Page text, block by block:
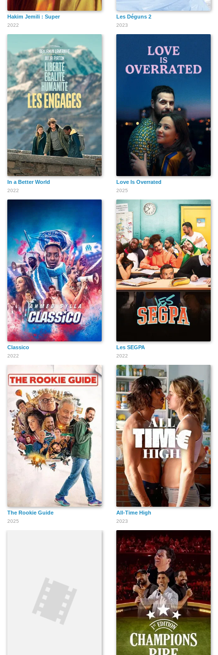
Hakim Jemili : Super
2022
Les Déguns 2
2023
In a Better World
2022
Love Is Overrated
2025
Classico
2022
Les SEGPA
2022
The Rookie Guide
2025
All-Time High
2023